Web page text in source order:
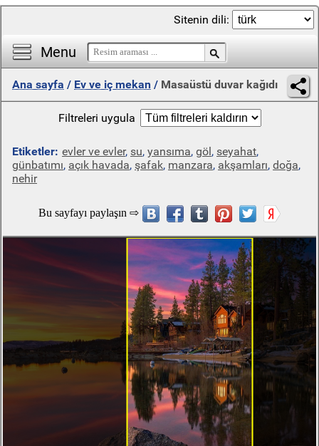
Menu
Sitenin dili:
Ana sayfa / Ev ve iç mekan / Masaüstü duvar kağıdı
Filtreleri uygula
Etiketler: evler ve evler, su, yansıma, göl, seyahat,
günbatımı, açık havada, şafak, manzara, akşamları, doğa,
nehir